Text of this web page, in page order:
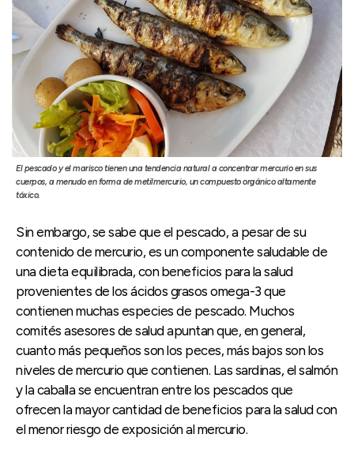
El pescado y el marisco tienen una tendencia natural a concentrar mercurio en sus
cuerpos, a menudo en forma de metilmercurio, un compuesto orgánico altamente
tóxico.
Sin embargo, se sabe que el pescado, a pesar de su
contenido de mercurio, es un componente saludable de
una dieta equilibrada, con beneficios para la salud
provenientes de los ácidos grasos omega-3 que
contienen muchas especies de pescado. Muchos
comités asesores de salud apuntan que, en general,
cuanto más pequeños son los peces, más bajos son los
niveles de mercurio que contienen. Las sardinas, el salmón
y la caballa se encuentran entre los pescados que
ofrecen la mayor cantidad de beneficios para la salud con
el menor riesgo de exposición al mercurio.